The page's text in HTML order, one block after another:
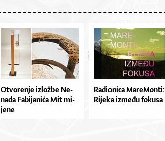
Otvo­re­nje izlož­be Ne­
na­da Fa­bi­ja­ni­ća Mit mi­
je­ne
Ra­di­o­ni­ca Ma­re­Mon­ti:
Ri­je­ka iz­me­đu fo­ku­sa